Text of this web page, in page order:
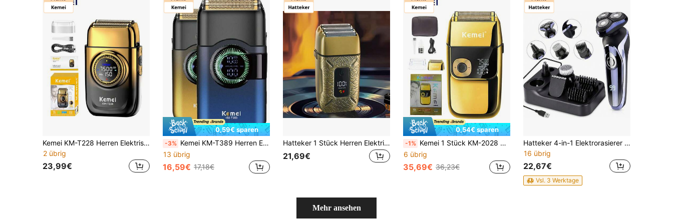
Kemei KM-T228 Herren Elektrischer Rasierer, Doppel-Kopf-Oszillationsrasierer, USB (Typ-C) aufladbar, 3-stufig verstellbarer Barttrimmer, 7500 U/min, hochauflösendes digitales Display, Heimrasierer Geschenkbox, 1 Stück
2 übrig
23,99€
0,59€ sparen
-3% Kemei KM-T389 Herren Elektrorasierer, Herren Elektrischer Rotationsrasierer, ausgestattet mit zwei schwimmenden Köpfen, Nass- und Trockenrasur, IPX7 wasserdicht, Rotationsdesign, mit LED-Anzeige, Bartschneider, USB Typ-C Aufladung, kabellose Ausführung
13 übrig
16,59€ 17,18€
Hatteker 1 Stück Herren Elektrischer Rasierer USB aufladbar 3-Kopf Haarschneider Barber Rasierer Oszillierende Metall Rasurmaschine
21,69€
0,54€ sparen
-1% Kemei 1 Stück KM-2028 Herren Elektrorasierer, 3 Geschwindigkeitseinstellungen, mit Bartschneider, kabellose Aufladung, geeignet für Glatzenträger, digitale Anzeige, 3 Klingenköpfe, Geschenk zum Vatertag/für den Freund
6 übrig
35,69€ 36,23€
Hatteker 4-in-1 Elektrorasierer für Herren: Wiederaufladbarer Rotationsrasierer, Haarschneider und Nasenhaartrimmer.
16 übrig
22,67€
Vsl. 3 Werktage
Mehr ansehen